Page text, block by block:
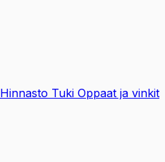
Hinnasto Tuki Oppaat ja vinkit